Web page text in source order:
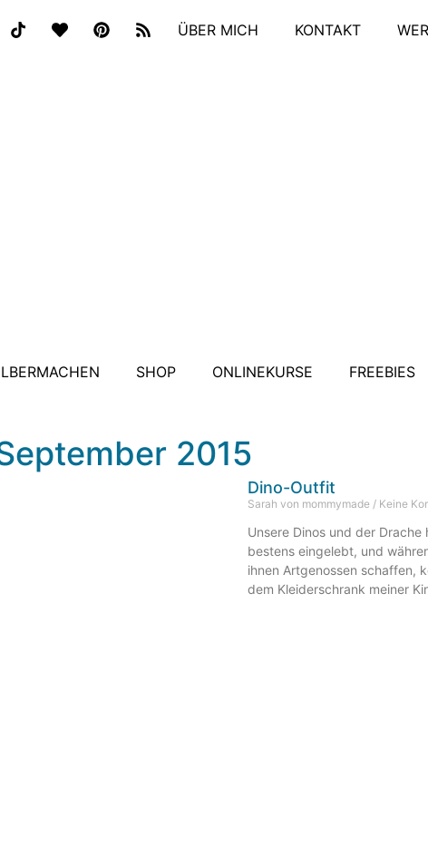
ÜBER MICH KONTAKT
SHOP ONLINEKURSE FREEBIES
2015
Dino-Outfit
Sarah von mommymade Keine
Unsere Dinos und der
bestens eingelebt, und
ihnen Artgenossen schaffen,
dem Kleiderschrank meiner